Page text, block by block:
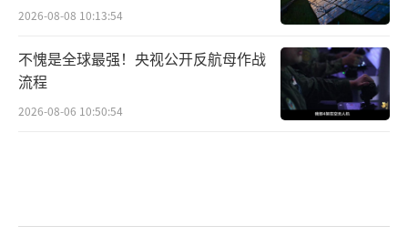
2026-08-08 10:13:54
不愧是全球最强！央视公开反航母作战
流程
2026-08-06 10:50:54